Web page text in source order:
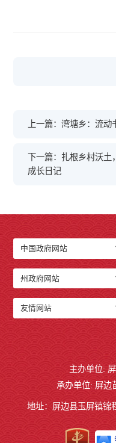
上一篇：湾塘乡：流动
下一篇：扎根乡村沃
成长日记
中国政府网站
州政府网站
友情网站
主办单位:
承办单位: 屏边
地址：屏边县玉屏镇锦